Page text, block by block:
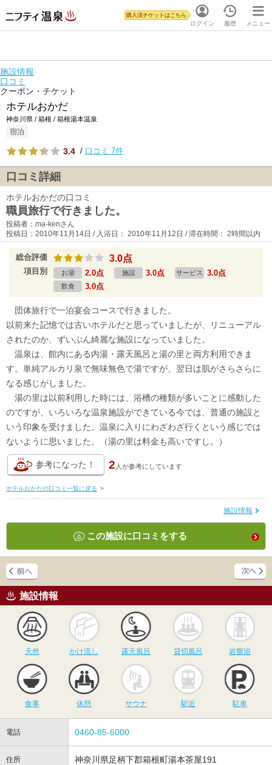
ログイン
購入済チケットはこちら
履歴 メニュー
施設情報
口コミ
クーポン・チケット
ホテルおかだ
神奈川県 / 箱根 / 箱根湯本温泉
宿泊
3.4 / 口コミ 7件
口コミ詳細
ホテルおかだの口コミ
職員旅行で行きました。
投稿者：ma-kenさん
投稿日：2010年11月14日 / 入浴日： 2010年11月12日 / 滞在時間： 2時間以内
総合評価 3.0点
項目別 お湯 2.0点 施設 3.0点 サービス 3.0点
飲食 3.0点
団体旅行で一泊宴会コースで行きました。
以前来た記憶では古いホテルだと思っていましたが、リニューアル
されたのか、ずいぶん綺麗な施設になっていました。
温泉は、館内にある内湯・露天風呂と湯の里と両方利用できま
す。単純アルカリ泉で無味無色で湯ですが、翌日は肌がさらさらに
なる感じがしました。
湯の里は以前利用した時には、浴槽の種類が多いことに感動した
のですが、いろいろな温泉施設ができている今では、普通の施設と
いう印象を受けました。温泉に入りにわざわざ行くという感じでは
ないように思いました。（湯の里は料金も高いですし。）
参考になった！ 2 人が参考にしています
ホテルおかだの口コミ一覧に戻る >
施設情報
この施設に口コミをする
施設情報
天然
かけ流し
かけ流し
露天風呂
露天風呂
貸切風呂
貸切風呂 岩盤浴
食事 休憩
サウナ
サウナ 駅近 駐車
電話 0460-85-6000
住所 神奈川県足柄下郡箱根町湯本茶屋191